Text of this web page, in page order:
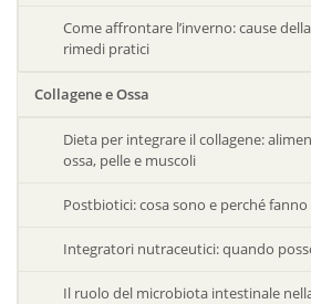
Come affrontare l’inverno: cause
rimedi pratici
Collagene e Ossa
Dieta per integrare il collagene:
ossa, pelle e muscoli
Postbiotici: cosa sono e perché fanno
Integratori nutraceutici: quando
Il ruolo del microbiota intestinale